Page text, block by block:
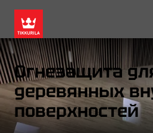
Огнезащита
деревянных
поверхностей